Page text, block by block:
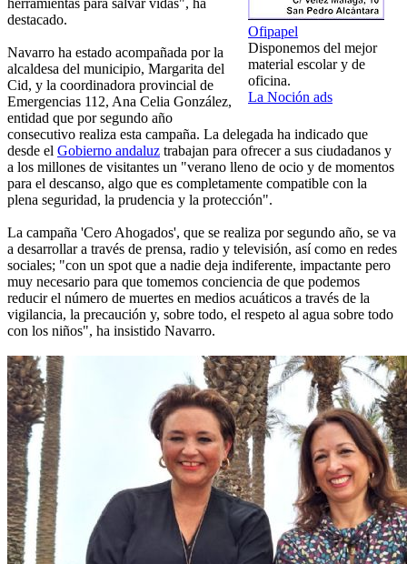
Ofipapel
Disponemos del mejor
material escolar y de
oficina.
La Noción ads
herramientas para salvar vidas", ha
destacado.
Navarro ha estado acompañada por la
alcaldesa del municipio, Margarita del
Cid, y la coordinadora provincial de
Emergencias 112, Ana Celia González,
entidad que por segundo año
consecutivo realiza esta campaña. La delegada ha indicado que
desde el Gobierno andaluz trabajan para ofrecer a sus ciudadanos y
a los millones de visitantes un "verano lleno de ocio y de momentos
para el descanso, algo que es completamente compatible con la
plena seguridad, la prudencia y la protección".
La campaña 'Cero Ahogados', que se realiza por segundo año, se va
a desarrollar a través de prensa, radio y televisión, así como en redes
sociales; "con un spot que a nadie deja indiferente, impactante pero
muy necesario para que tomemos conciencia de que podemos
reducir el número de muertes en medios acuáticos a través de la
vigilancia, la precaución y, sobre todo, el respeto al agua sobre todo
con los niños", ha insistido Navarro.